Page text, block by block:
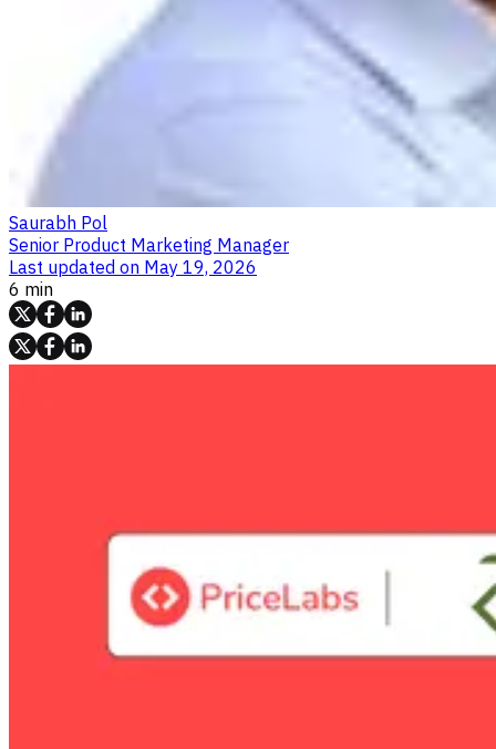
Saurabh Pol
Senior Product Marketing Manager
Last updated on May 19, 2026
6 min